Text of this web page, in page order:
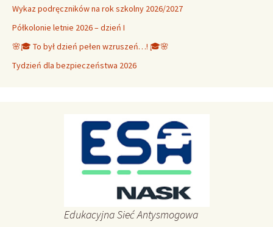
Wykaz podręczników na rok szkolny 2026/2027
Półkolonie letnie 2026 – dzień I
🌸🎓 To był dzień pełen wzruszeń…! 🎓🌸
Tydzień dla bezpieczeństwa 2026
Edukacyjna Sieć Antysmogowa